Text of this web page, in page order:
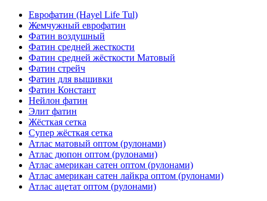
Еврофатин (Hayel Life Tul)
Жемчужный еврофатин
Фатин воздушный
Фатин средней жесткости
Фатин средней жёсткости Матовый
Фатин стрейч
Фатин для вышивки
Фатин Констант
Нейлон фатин
Элит фатин
Жёсткая сетка
Супер жёсткая сетка
Атлас матовый оптом (рулонами)
Атлас дюпон оптом (рулонами)
Атлас американ сатен оптом (рулонами)
Атлас американ сатен лайкра оптом (рулонами)
Атлас ацетат оптом (рулонами)